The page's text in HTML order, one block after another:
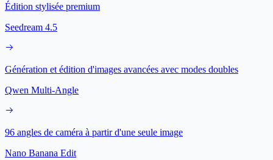
Édition stylisée premium
Seedream 4.5
Génération et édition d'images avancées avec modes doubles
Qwen Multi-Angle
96 angles de caméra à partir d'une seule image
Nano Banana Edit